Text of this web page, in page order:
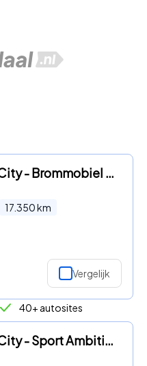
Aixam City - Brommobiel *Sport* 17dkm Velgen/Leder/Achteruitrij
17.350km
Vergelijk
40+ autosites
Aixam City - Sport Ambition | 45kmh | Automaat | Euro 5+ | 2 jaar Fabriek